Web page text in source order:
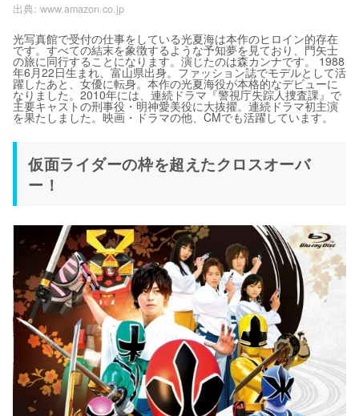
出典: www.amazon.co.jp
光写真館で受付の仕事をしている光夏海は本作のヒロイン的存在
です。すべての結末を象徴するような予知夢を見ており、門矢士
の旅に同行することになります。演じたのは森カンナです。 1988
年6月22日生まれ、富山県出身。ファッション誌でモデルとして活
躍したあと、女優に転身。本作の光夏海役が本格的なデビューに
なりました。2010年には、連続ドラマ『警視庁失踪人捜査課』で
主要キャストの刑事役・明神愛美役に大抜擢。連続ドラマ初主演
を果たしました。映画・ドラマの他、CMでも活躍しています。
仮面ライダーの枠を超えたクロスオーバ
ー！